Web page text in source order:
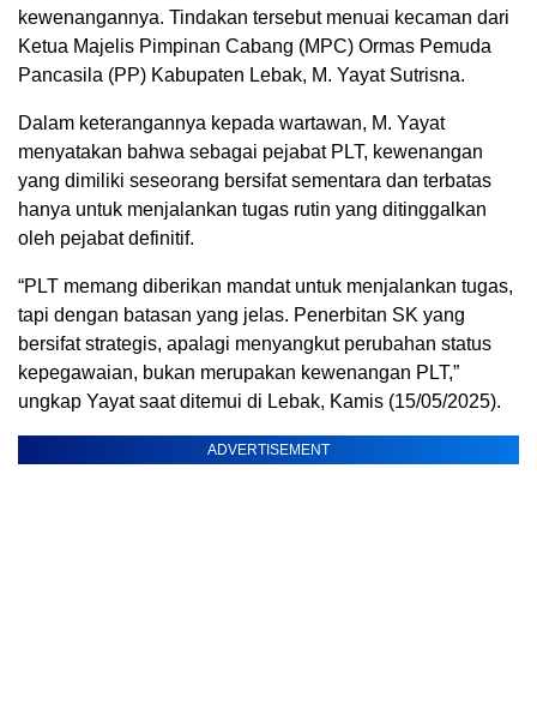
kewenangannya. Tindakan tersebut menuai kecaman dari
Ketua Majelis Pimpinan Cabang (MPC) Ormas Pemuda
Pancasila (PP) Kabupaten Lebak, M. Yayat Sutrisna.
Dalam keterangannya kepada wartawan, M. Yayat
menyatakan bahwa sebagai pejabat PLT, kewenangan
yang dimiliki seseorang bersifat sementara dan terbatas
hanya untuk menjalankan tugas rutin yang ditinggalkan
oleh pejabat definitif.
“PLT memang diberikan mandat untuk menjalankan tugas,
tapi dengan batasan yang jelas. Penerbitan SK yang
bersifat strategis, apalagi menyangkut perubahan status
kepegawaian, bukan merupakan kewenangan PLT,”
ungkap Yayat saat ditemui di Lebak, Kamis (15/05/2025).
ADVERTISEMENT